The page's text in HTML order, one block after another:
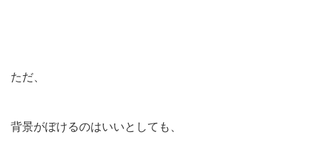
ただ、
背景がぼけるのはいいとしても、